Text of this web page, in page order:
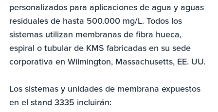
personalizados para aplicaciones de agua y aguas
residuales de hasta 500.000 mg/L. Todos los
sistemas utilizan membranas de fibra hueca,
espiral o tubular de KMS fabricadas en su sede
corporativa en Wilmington, Massachusetts, EE. UU.
Los sistemas y unidades de membrana expuestos
en el stand 3335 incluirán: